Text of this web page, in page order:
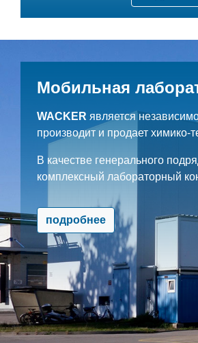
Мобильная
WACKER является
производит и продает химико-
В качестве генерального
комплексный лабораторный
подробнее